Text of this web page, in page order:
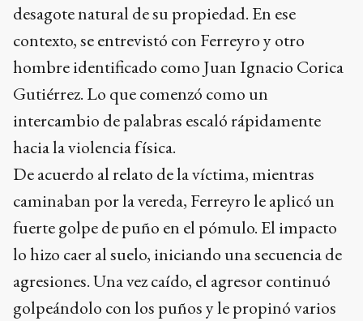
desagote natural de su propiedad. En ese
contexto, se entrevistó con Ferreyro y otro
hombre identificado como Juan Ignacio Corica
Gutiérrez. Lo que comenzó como un
intercambio de palabras escaló rápidamente
hacia la violencia física.
De acuerdo al relato de la víctima, mientras
caminaban por la vereda, Ferreyro le aplicó un
fuerte golpe de puño en el pómulo. El impacto
lo hizo caer al suelo, iniciando una secuencia de
agresiones. Una vez caído, el agresor continuó
golpeándolo con los puños y le propinó varios